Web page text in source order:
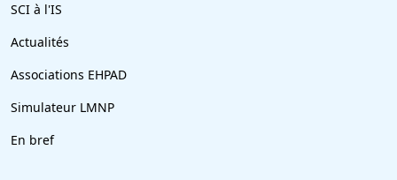
SCI à l'IS
Actualités
Associations EHPAD
Simulateur LMNP
En bref